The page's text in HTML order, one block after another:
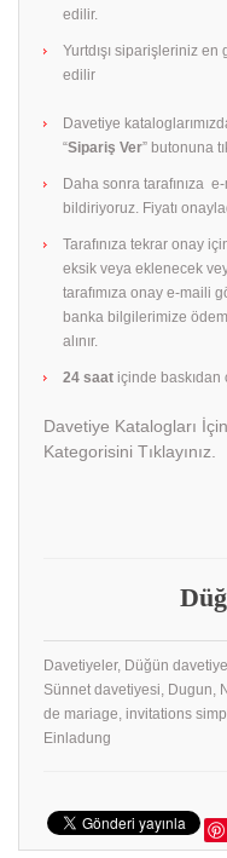
edilir.
Yurtdışı siparişleriniz en
edilir
Davetiye
“Sipariş Ver” butonuna
Daha sonra tarafınıza
bildiriyoruz. Fiyatı
Tarafınıza tekrar onay
eksik veya eklenecek
tarafımıza onay e-maili
banka bilgilerimize
alınır.
24 saat içinde baskıdan
Davetiye Katalogları
Kategorisini Tıklayınız.
Davetiyeler, Düğün
Sünnet davetiyesi, Dugun,
de mariage, invitations
Einladung